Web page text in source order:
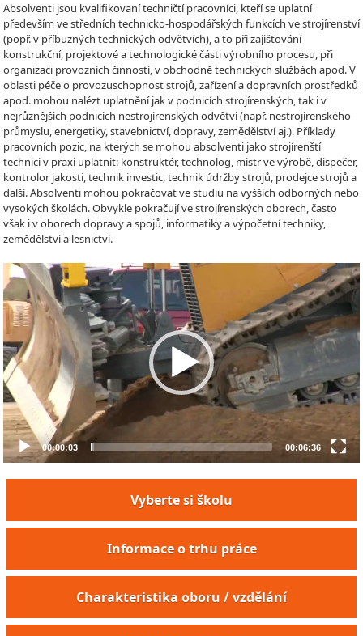
Absolventi jsou kvalifikovaní techničtí pracovníci, kteří se uplatní
především ve středních technicko-hospodářských funkcích ve strojírenství
(popř. v příbuzných technických odvětvích), a to při zajišťování
konstrukční, projektové a technologické části výrobního procesu, při
organizaci provozních činností, v obchodně technických službách apod. V
oblasti péče o provozuschopnost strojů, zařízení a dopravních prostředků
apod. mohou nalézt uplatnění jak v podnicích strojírenských, tak i v
nejrůznějších podnicích nestrojírenských odvětví (např. nestrojírenského
průmyslu, energetiky, stavebnictví, dopravy, zemědělství aj.). Příklady
pracovních pozic, na kterých se mohou absolventi jako strojírenští
technici v praxi uplatnit: konstruktér, technolog, mistr ve výrobě, dispečer,
kontrolor jakosti, technik investic, technik údržby strojů, prodejce strojů a
další. Absolventi mohou pokračovat ve studiu na vyšších odborných nebo
vysokých školách. Obvykle pokračují ve strojírenských oborech, často
však i v oborech dopravy a spojů, informatiky a výpočetní techniky,
zemědělství a lesnictví.
Video
Player
00:00:03 00:06:36
Vyberte si školu
Informace o trhu práce
Charakteristika oboru / vzdělání